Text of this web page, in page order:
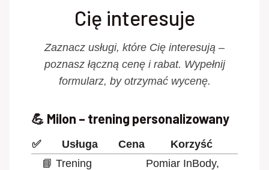
Cię interesuje
Zaznacz usługi, które Cię interesują –
poznasz łączną cenę i rabat. Wypełnij
formularz, by otrzymać wycenę.
💪 Milon – trening personalizowany
✅ Usługa Cena
Korzyść
📘 Trening
Pomiar InBody,